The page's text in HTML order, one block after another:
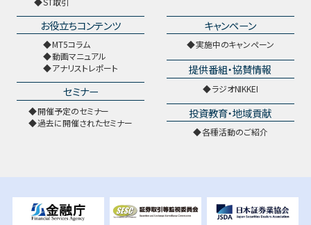
お役立ちコンテンツ
MT5コラム
動画マニュアル
アナリストレポート
セミナー
開催予定のセミナー
過去に開催されたセミナー
キャンペーン
実施中のキャンペーン
提供番組・協賛情報
ラジオNIKKEI
投資教育・地域貢献
各種活動のご紹介